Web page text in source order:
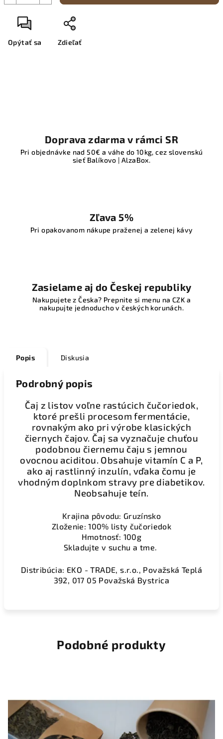
Opýtať sa Zdieľať
Doprava zdarma v rámci SR
Pri objednávke nad 50€ a váhe do 10kg, cez slovenskú
sieť Balíkovo | AlzaBox.
Zľava 5%
Pri opakovanom nákupe praženej a zelenej kávy
Zasielame aj do Českej republiky
Nakupujete z Česka? Prepnite si menu na CZK a
nakupujte jednoducho v českých korunách.
Popis Diskusia
Podrobný popis
Čaj z listov voľne rastúcich čučoriedok,
ktoré prešli procesom fermentácie,
rovnakým ako pri výrobe klasických
čiernych čajov. Čaj sa vyznačuje chuťou
podobnou čiernemu čaju s jemnou
ovocnou aciditou. Obsahuje vitamín C a P,
ako aj rastlinný inzulín, vďaka čomu je
vhodným doplnkom stravy pre diabetikov.
Neobsahuje teín.
Krajina pôvodu: Gruzínsko
Zloženie: 100% listy čučoriedok
Hmotnosť: 100g
Skladujte v suchu a tme.
Distribúcia: EKO - TRADE, s.r.o., Považská Teplá
392, 017 05 Považská Bystrica
Podobné produkty